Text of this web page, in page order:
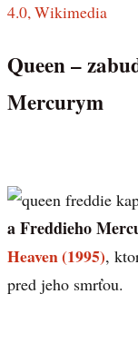
4.0, Wikimedia
Queen –
Mercurym
a Freddieho
Heaven (1995),
pred jeho smrťou.